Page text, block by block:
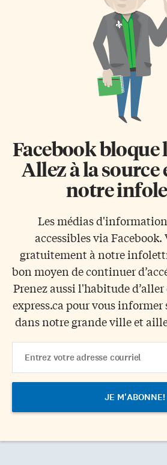
Facebook bloque
Allez à la source
notre
Les médias
accessibles via
gratuitement à notre
bon moyen de continuer
Prenez aussi l'habitude
express.ca pour vous informer
dans notre grande ville et
Address